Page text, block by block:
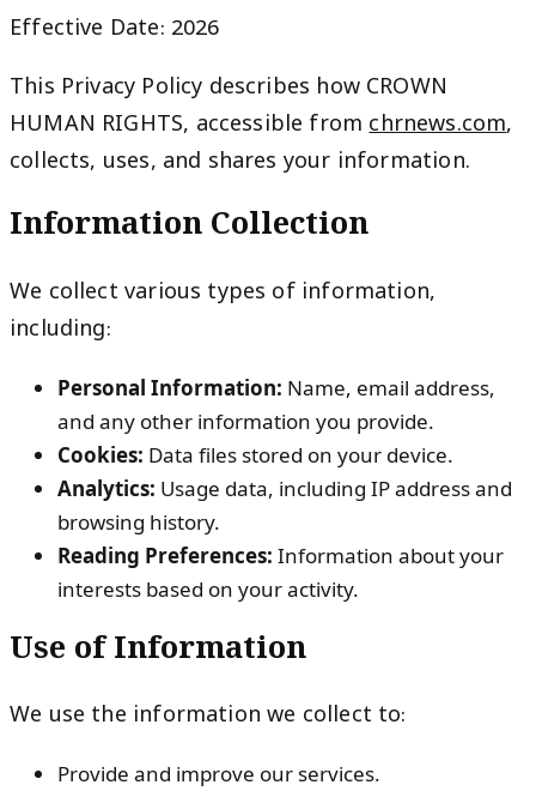
Effective Date: 2026
This Privacy Policy describes how CROWN
HUMAN RIGHTS, accessible fromchrnews.com,
collects, uses, and shares your information.
Information Collection
We collect various types of information,
including:
Personal Information: Name, email address,
and any other information you provide.
Cookies: Data files stored on your device.
Analytics: Usage data, including IP address and
browsing history.
Reading Preferences: Information about your
interests based on your activity.
Use of Information
We use the information we collect to:
Provide and improve our services.